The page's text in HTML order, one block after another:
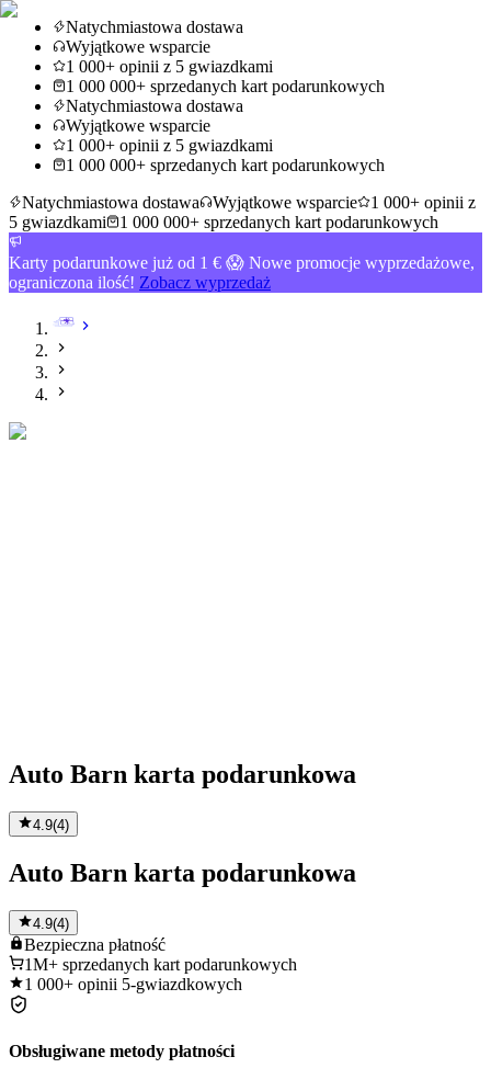
Natychmiastowa dostawa
Wyjątkowe wsparcie
1 000+ opinii z 5 gwiazdkami
1 000 000+ sprzedanych kart podarunkowych
Natychmiastowa dostawa
Wyjątkowe wsparcie
1 000+ opinii z 5 gwiazdkami
1 000 000+ sprzedanych kart podarunkowych
Natychmiastowa dostawa
Wyjątkowe wsparcie
1 000+ opinii z
5 gwiazdkami
1 000 000+ sprzedanych kart podarunkowych
Karty podarunkowe już od 1 € 😱 Nowe promocje wyprzedażowe,
ograniczona ilość! Zobacz wyprzedaż
Auto Barn karta podarunkowa
4.9(4)
Auto Barn karta podarunkowa
4.9(4)
Bezpieczna płatność
1M+ sprzedanych kart podarunkowych
1 000+ opinii 5-gwiazdkowych
Obsługiwane metody płatności